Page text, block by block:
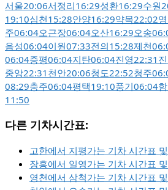
서울20:06서정리16:29성환16:29수원
19:10심천15:28안양16:29약목22:02
주06:04오근장06:04오산16:29오송
음성06:04이원07:33전의15:28제천
06:04증평06:04지탄06:04진영22:31
중앙22:31 천안20:06청도22:52청주
08:29충주06:04평택19:10풍기06:04
11:50
다른 기차시간표:
고한에서 지평가는 기차 시간표
장흥에서 일영가는 기차 시간표
영천에서 삼척가는 기차 시간표